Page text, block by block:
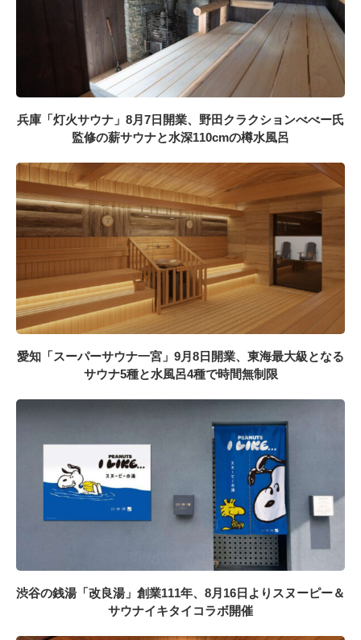
兵庫「灯火サウナ」8月7日開業、野田クラクションべべー氏
監修の薪サウナと水深110cmの樽水風呂
愛知「スーパーサウナ一宮」9月8日開業、東海最大級となる
サウナ5種と水風呂4種で時間無制限
渋谷の銭湯「改良湯」創業111年、8月16日よりスヌーピー＆
サウナイキタイコラボ開催